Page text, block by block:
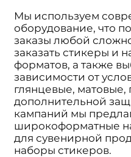
Мы используем
оборудование, что
заказы любой
заказать стикеры и
форматов, а также
зависимости от
глянцевые,
дополнительной
кампаний мы
широкоформатные
для сувенирной
наборы стикеров.